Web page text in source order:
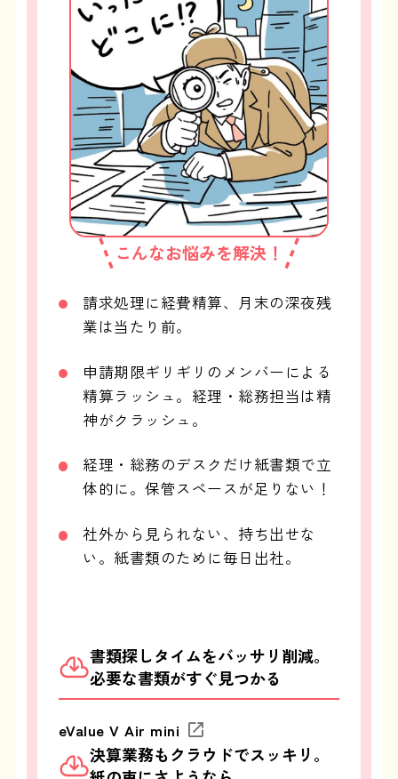
こんなお悩みを解決！
請求処理に経費精算、月末の深夜残
業は当たり前。
申請期限ギリギリのメンバーによる
精算ラッシュ。経理・総務担当は精
神がクラッシュ。
経理・総務のデスクだけ紙書類で立
体的に。保管スペースが足りない！
社外から見られない、持ち出せな
い。紙書類のために毎日出社。
書類探しタイムをバッサリ削減。
必要な書類がすぐ見つかる
eValue V Air mini
決算業務もクラウドでスッキリ。